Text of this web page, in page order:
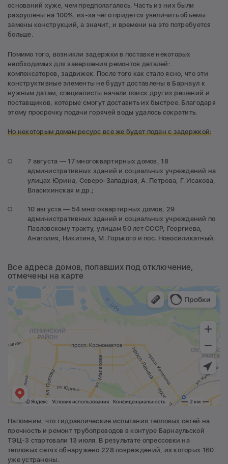
оснований хуже, чем предполагалось. Часть из них были
разрушены на 100%, из-за чего придется увеличить объемы
замены конструкций, а значит, и времени на это потребуется
больше.
Помимо того, возникли задержки в поставке некоторых
необходимых для завершения ремонтов деталей:
компенсаторов, задвижек. После того как стало ясно, что эти
конструктивные элементы не будут доставлены в Барнаул к
нужным датам, специалисты начали поиск других решений и
поставщиков, которые смогут доставить их быстрее. Благодаря
этому просрочку подачи горячей воды удалось сократить.
Но некоторым домам ресурс все же будет подан с задержкой:
7 августа — 17 многоквартирных домов, 18
административных зданий и социальных учреждений на
улицах Юрина, Северо-Западная, А. Петрова, Г. Исакова,
Власихинская и др.;
10 августа — 54 многоквартирных домов, 29
административных зданий и социальных учреждений по
Павловскому тракту, улицам 50 лет СССР, Георгиева,
Анатолия, Никитина, М. Горького и пос. Новосиликатный.
Все адреса домов, попавших под отключение,
отмечены на карте
Напомним, что гидравлические испытания тепловых сетей на
прочность и ремонт трубопроводов в контуре Барнаульской
ТЭЦ-3 стартовали 13 июля. В результате опрессовки на
тепловых сетях обнаружено 228 повреждений, из которых 160
уже устранены.